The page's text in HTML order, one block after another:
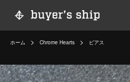
ホーム Chrome Hearts ピアス